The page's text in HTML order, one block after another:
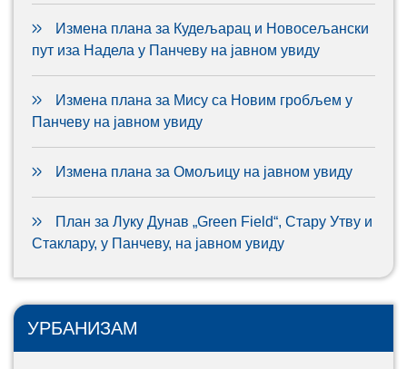
Измена плана за Кудељарац и Новосељански
пут иза Надела у Панчеву на јавном увиду
Измена плана за Мису са Новим гробљем у
Панчеву на јавном увиду
Измена плана за Омољицу на јавном увиду
План за Луку Дунав „Green Field“, Стару Утву и
Стаклару, у Панчеву, на јавном увиду
УРБАНИЗАМ